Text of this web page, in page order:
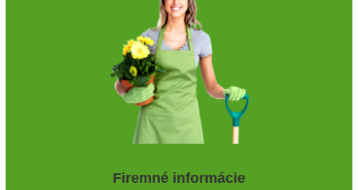
Firemné informácie